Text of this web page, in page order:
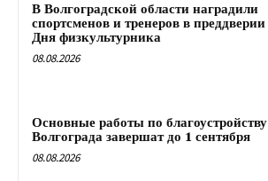
В Волгоградской области наградили
спортсменов и тренеров в преддверии
Дня физкультурника
08.08.2026
Основные работы по благоустройству
Волгограда завершат до 1 сентября
08.08.2026